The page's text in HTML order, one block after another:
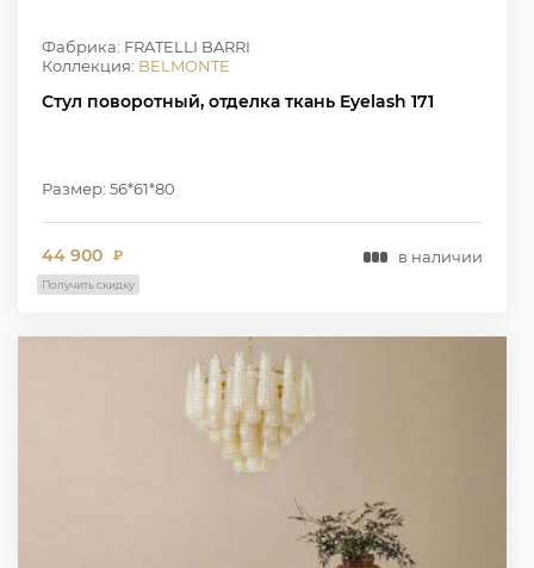
Фабрика: FRATELLI BARRI
Коллекция: BELMONTE
Стул поворотный, отделка ткань Eyelash 171
Размер: 56*61*80
44 900 ₽ в наличии
Получить скидку